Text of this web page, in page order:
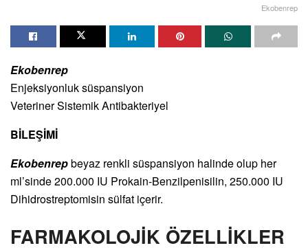
Ekobenrep
Ekobenrep
Enjeksiyonluk süspansiyon
Veteriner Sistemik Antibakteriyel
BİLEŞİMİ
Ekobenrepbeyaz renkli süspansiyon halinde olup her
ml’sinde 200.000 IU Prokain-Benzilpenisilin, 250.000 IU
Dihidrostreptomisin sülfat içerir.
FARMAKOLOJİK ÖZELLİKLER